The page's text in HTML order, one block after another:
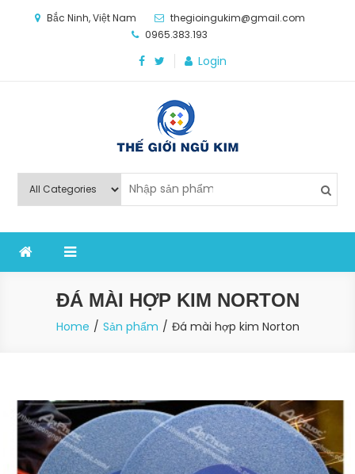
Bắc Ninh, Việt Nam
thegioingukim@gmail.com
0965.383.193
Login
Thế Giới Ngũ Kim
nghiệp sản xuất
ĐÁ MÀI HỢP KIM NORTON
Home Sản phẩm Đá mài hợp kim Norton